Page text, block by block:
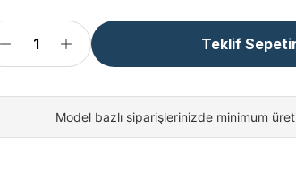
Teklif
Model bazlı siparişlerinizde minimum